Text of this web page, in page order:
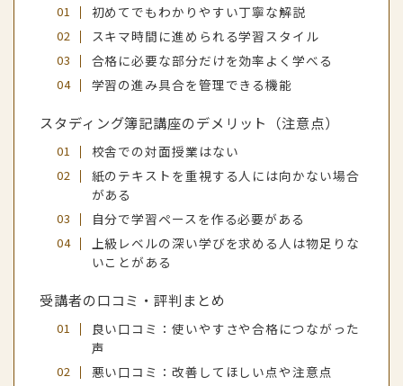
初めてでもわかりやすい丁寧な解説
スキマ時間に進められる学習スタイル
合格に必要な部分だけを効率よく学べる
学習の進み具合を管理できる機能
スタディング簿記講座のデメリット（注意点）
校舎での対面授業はない
紙のテキストを重視する人には向かない場合
がある
自分で学習ペースを作る必要がある
上級レベルの深い学びを求める人は物足りな
いことがある
受講者の口コミ・評判まとめ
良い口コミ：使いやすさや合格につながった
声
悪い口コミ：改善してほしい点や注意点